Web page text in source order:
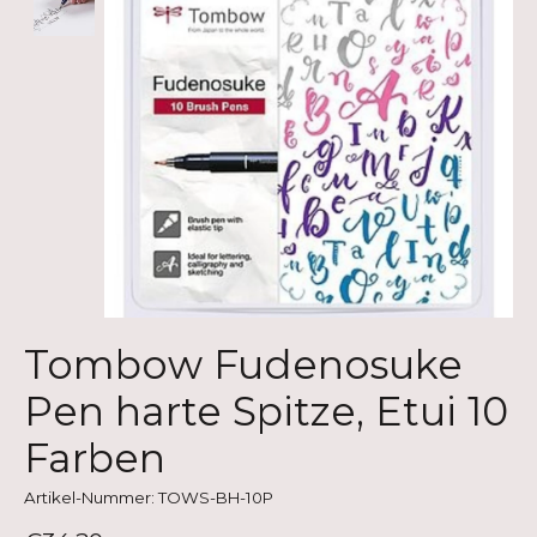
Tombow Fudenosuke
Pen harte Spitze, Etui 10
Farben
Artikel-Nummer: TOWS-BH-10P